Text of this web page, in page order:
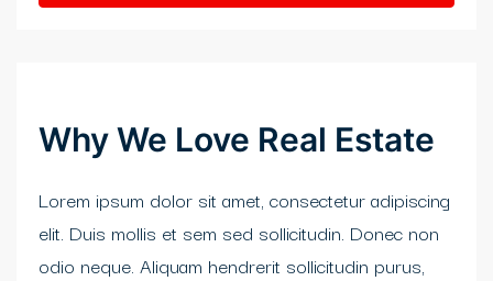
Why We Love Real Estate
Lorem ipsum dolor sit amet, consectetur adipiscing
elit. Duis mollis et sem sed sollicitudin. Donec non
odio neque. Aliquam hendrerit sollicitudin purus,